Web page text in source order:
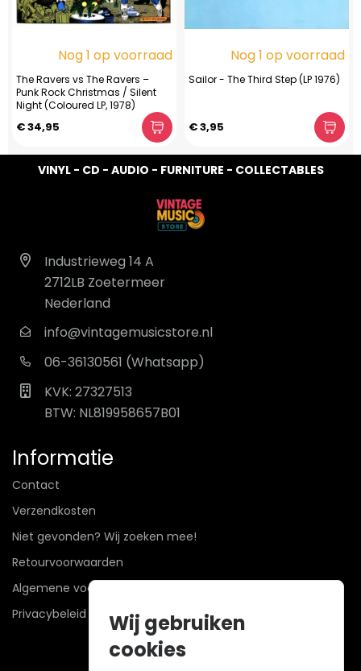
Nog 1 op voorraad
The Ravers vs The Ravers –
Punk Rock Christmas / Silent
Night (Coloured LP, 1978)
€ 34,95
Nog 1 op voorraad
Sailor - The Third Step (LP 1976)
€ 3,95
VINYL - CD - AUDIO - FURNITURE - COLLECTABLES
Industrieweg 14 A
2712LB Zoetermeer
Nederland
info@vintagemusicstore.nl
06-36130561 (Whatsapp)
KVK: 27327513
BTW: NL819958657B01
Informatie
Contact
Verzendkosten
Niet gevonden? Wij zoeken mee!
Retourvoorwaarden
Algemene voorwaarden
Privacybeleid
Wij gebruiken
cookies